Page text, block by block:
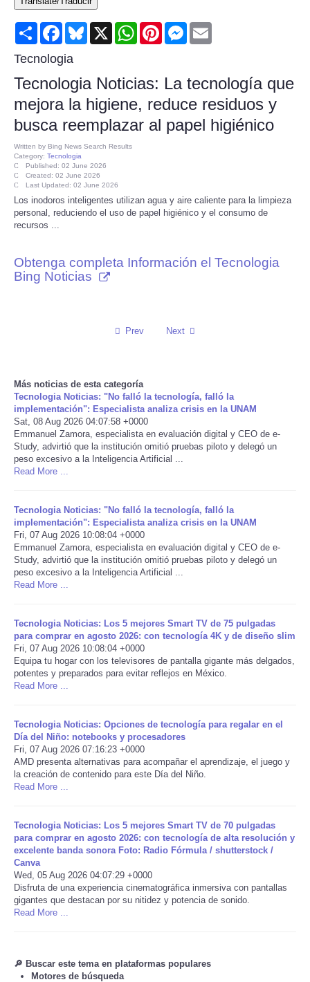
Consumer
Consumer Affairs Recalls
Food & Drug Recalls
Product Safety News
Entertainment
Health
Pets
Politics
Social
Sports
Technology
Travel
USA
World
Portada de Noticias
America Latina
Deportes
EEUU
Especiales
Internacionales
Negocios
Tecnologia
Share FacebookBluesky
X WhatsAppPinterestMessenger
Tecnologia
Tecnologia Noticias: La tecnología que
mejora la higiene, reduce residuos y
busca reemplazar al papel higiénico
Written by Bing News Search Results
Category: Tecnologia
Published: 02 June 2026
Created: 02 June 2026
Last Updated: 02 June 2026
Los inodoros inteligentes utilizan agua y aire caliente para la limpieza
personal, reduciendo el uso de papel higiénico y el consumo de
recursos ...
Obtenga completa Información el Tecnologia
Bing Noticias
Prev Next
Más noticias de esta categoría
Tecnologia Noticias: "No falló la tecnología, falló la
implementación": Especialista analiza crisis en la UNAM
Sat, 08 Aug 2026 04:07:58 +0000
Emmanuel Zamora, especialista en evaluación digital y CEO de e-
Study, advirtió que la institución omitió pruebas piloto y delegó un
peso excesivo a la Inteligencia Artificial ...
Read More ...
Tecnologia Noticias: "No falló la tecnología, falló la
implementación": Especialista analiza crisis en la UNAM
Fri, 07 Aug 2026 10:08:04 +0000
Emmanuel Zamora, especialista en evaluación digital y CEO de e-
Study, advirtió que la institución omitió pruebas piloto y delegó un
peso excesivo a la Inteligencia Artificial ...
Read More ...
Tecnologia Noticias: Los 5 mejores Smart TV de 75 pulgadas
para comprar en agosto 2026: con tecnología 4K y de diseño slim
Fri, 07 Aug 2026 10:08:04 +0000
Equipa tu hogar con los televisores de pantalla gigante más delgados,
potentes y preparados para evitar reflejos en México.
Read More ...
Tecnologia Noticias: Opciones de tecnología para regalar en el
Día del Niño: notebooks y procesadores
Fri, 07 Aug 2026 07:16:23 +0000
AMD presenta alternativas para acompañar el aprendizaje, el juego y
la creación de contenido para este Día del Niño.
Read More ...
Tecnologia Noticias: Los 5 mejores Smart TV de 70 pulgadas
para comprar en agosto 2026: con tecnología de alta resolución y
excelente banda sonora Foto: Radio Fórmula / shutterstock /
Canva
Wed, 05 Aug 2026 04:07:29 +0000
Disfruta de una experiencia cinematográfica inmersiva con pantallas
gigantes que destacan por su nitidez y potencia de sonido.
Read More ...
🔎 Buscar este tema en plataformas populares
Motores de búsqueda